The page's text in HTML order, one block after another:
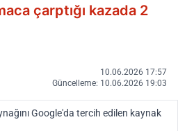
çarptığı kazada 2
10.06.2026 17:57
Güncelleme: 10.06.2026 19:03
Google'da tercih edilen kaynak